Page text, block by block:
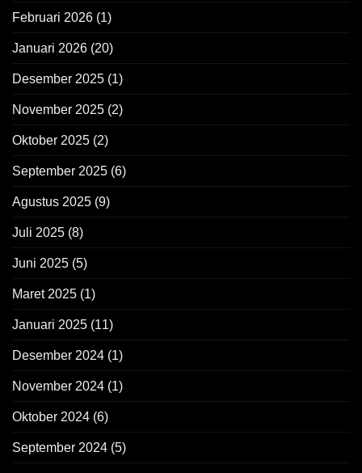
Februari 2026 (1)
Januari 2026 (20)
Desember 2025 (1)
November 2025 (2)
Oktober 2025 (2)
September 2025 (6)
Agustus 2025 (9)
Juli 2025 (8)
Juni 2025 (5)
Maret 2025 (1)
Januari 2025 (11)
Desember 2024 (1)
November 2024 (1)
Oktober 2024 (6)
September 2024 (5)